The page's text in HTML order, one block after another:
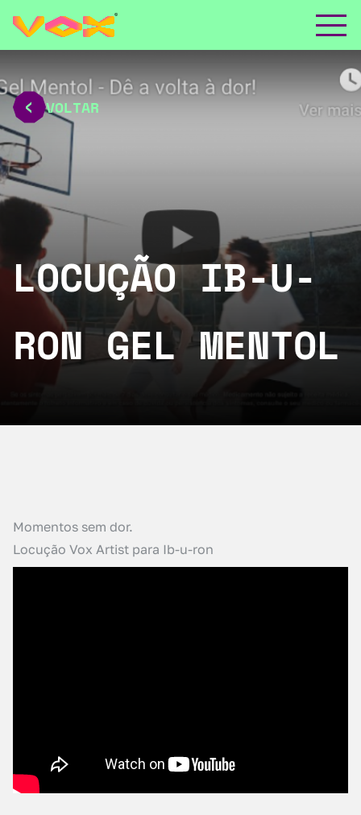
VOLTAR
LOCUÇÃO IB-U-
RON GEL MENTOL
Momentos sem dor.
Locução Vox Artist para Ib-u-ron